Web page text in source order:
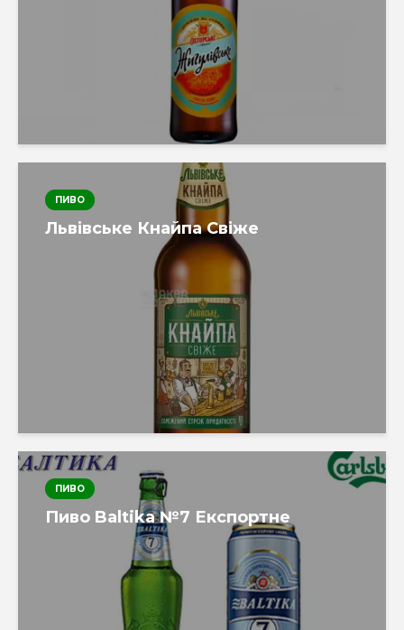
ПИВО
Львівське Кнайпа Свіже
ПИВО
Пиво Baltika №7 Експортне